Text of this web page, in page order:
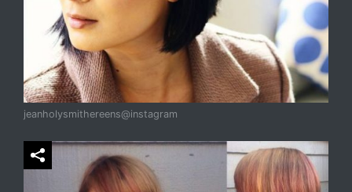
jeanholysmithereens@instagram